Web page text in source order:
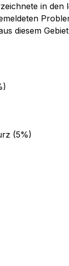
in
diesem
(5%)